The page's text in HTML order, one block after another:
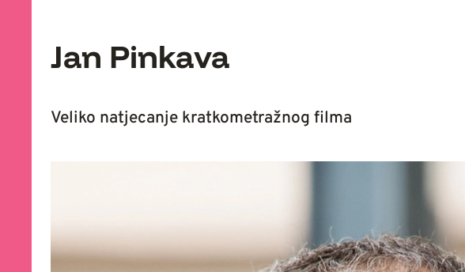
Jan Pinkava
Veliko natjecanje kratkometražnog filma